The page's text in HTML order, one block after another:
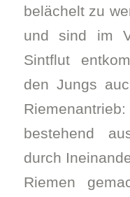
belächelt zu
und sind im
Sintflut
den Jungs
bestehend
durch
Riemen